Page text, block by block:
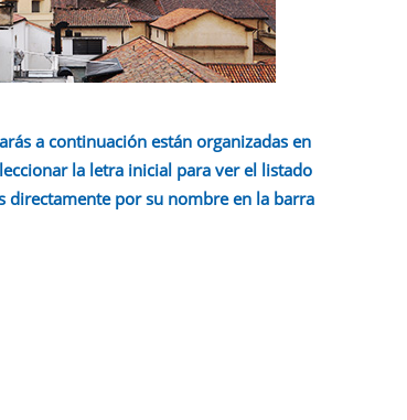
a continuación están organizadas en
la letra inicial para ver el listado
directamente por su nombre en la barra